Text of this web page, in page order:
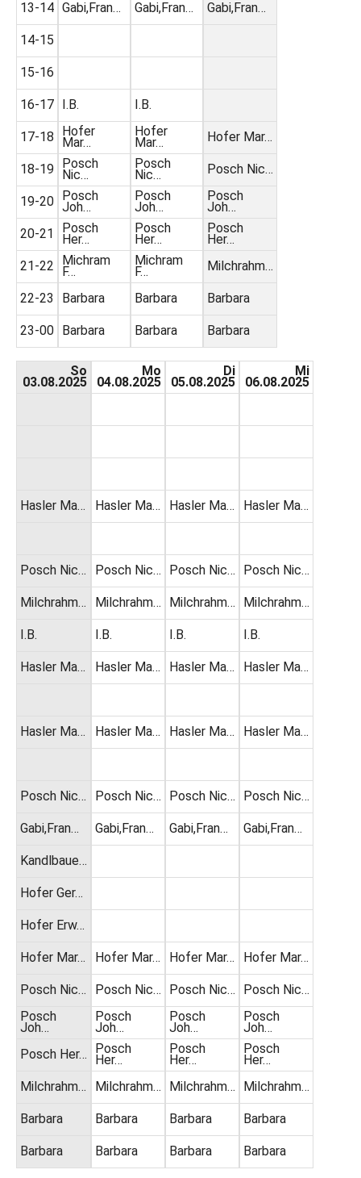
13-14
14-15
15-16
16-17
17-18
18-19
19-20
20-21
21-22
22-23
23-00
Gabi,Fran…
I.B.
Hofer
Mar…
Posch
Nic…
Posch
Joh…
Posch
Her…
Michram
F…
Barbara
Barbara
Gabi,Fran…
I.B.
Hofer
Mar…
Posch
Nic…
Posch
Joh…
Posch
Her…
Michram
F…
Barbara
Barbara
Gabi,Fran…
Hofer Mar…
Posch Nic…
Posch
Joh…
Posch
Her…
Milchrahm…
Barbara
Barbara
So
03.08.2025
Hasler Ma…
Posch Nic…
Milchrahm…
I.B.
Hasler Ma…
Hasler Ma…
Posch Nic…
Gabi,Fran…
Kandlbaue…
Hofer Ger…
Hofer Erw…
Hofer Mar…
Posch Nic…
Posch
Joh…
Posch Her…
Milchrahm…
Barbara
Barbara
Mo
04.08.2025
Hasler Ma…
Posch Nic…
Milchrahm…
I.B.
Hasler Ma…
Hasler Ma…
Posch Nic…
Gabi,Fran…
Hofer Mar…
Posch Nic…
Posch
Joh…
Posch
Her…
Milchrahm…
Barbara
Barbara
Di
05.08.2025
Hasler Ma…
Posch Nic…
Milchrahm…
I.B.
Hasler Ma…
Hasler Ma…
Posch Nic…
Gabi,Fran…
Hofer Mar…
Posch Nic…
Posch
Joh…
Posch
Her…
Milchrahm…
Barbara
Barbara
Mi
06.08.2025
Hasler Ma…
Posch Nic…
Milchrahm…
I.B.
Hasler Ma…
Hasler Ma…
Posch Nic…
Gabi,Fran…
Hofer Mar…
Posch Nic…
Posch
Joh…
Posch
Her…
Milchrahm…
Barbara
Barbara